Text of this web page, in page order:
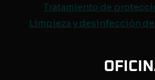
Tratamiento de
Limpieza y desinfección